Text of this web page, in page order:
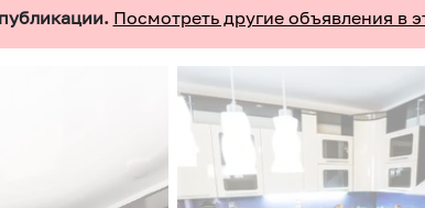
Посмотреть другие объявления в